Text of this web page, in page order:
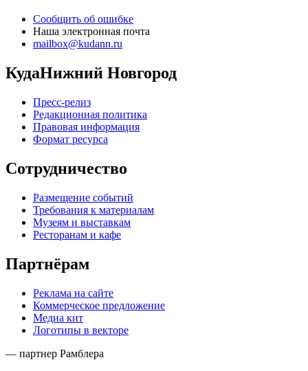
Сообщить об ошибке
Наша электронная почта
mailbox@kudann.ru
КудаНижний Новгород
Пресс-релиз
Редакционная политика
Правовая информация
Формат ресурса
Сотрудничество
Размещение событий
Требования к материалам
Музеям и выставкам
Ресторанам и кафе
Партнёрам
Реклама на сайте
Коммерческое предложение
Медиа кит
Логотипы в векторе
— партнер Рамблера